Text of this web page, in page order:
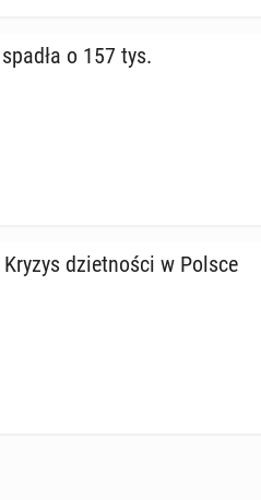
o 157 tys.
dziet­no­ści w Polsce